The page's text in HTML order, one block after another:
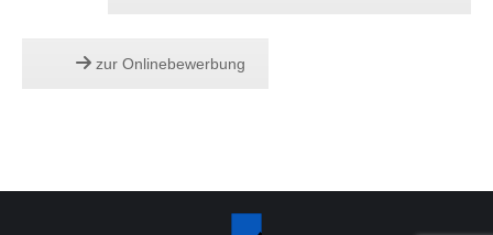
zur Onlinebewerbung